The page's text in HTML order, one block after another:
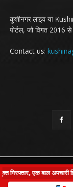
कुशीनगर लाइव या
पोर्टल, जो विगत 2016
Contact us:
© Kushinagar Live -
एक बाल अपचारी